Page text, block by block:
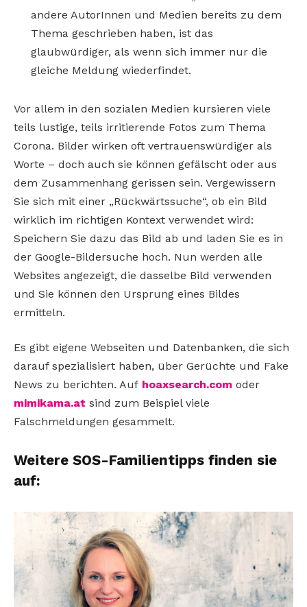
andere AutorInnen und Medien bereits zu dem
Thema geschrieben haben, ist das
glaubwürdiger, als wenn sich immer nur die
gleiche Meldung wiederfindet.
Vor allem in den sozialen Medien kursieren viele
teils lustige, teils irritierende Fotos zum Thema
Corona. Bilder wirken oft vertrauenswürdiger als
Worte – doch auch sie können gefälscht oder aus
dem Zusammenhang gerissen sein. Vergewissern
Sie sich mit einer „Rückwärtssuche“, ob ein Bild
wirklich im richtigen Kontext verwendet wird:
Speichern Sie dazu das Bild ab und laden Sie es in
der Google-Bildersuche hoch. Nun werden alle
Websites angezeigt, die dasselbe Bild verwenden
und Sie können den Ursprung eines Bildes
ermitteln.
Es gibt eigene Webseiten und Datenbanken, die sich
darauf spezialisiert haben, über Gerüchte und Fake
News zu berichten. Auf hoaxsearch.com oder
mimikama.at sind zum Beispiel viele
Falschmeldungen gesammelt.
Weitere SOS-Familientipps finden sie
auf: